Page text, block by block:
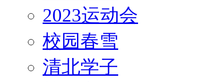
2023运动会
校园春雪
清北学子